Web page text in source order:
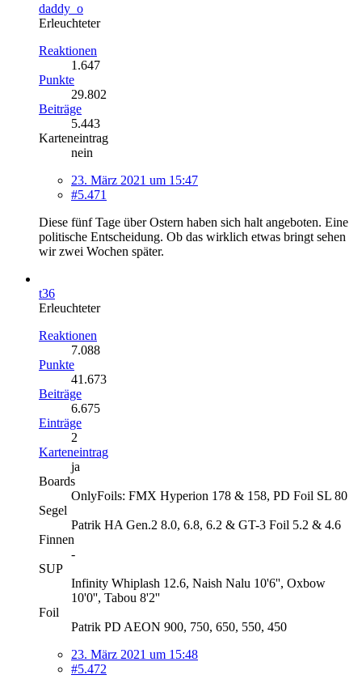
daddy_o
Erleuchteter
Reaktionen
1.647
Punkte
29.802
Beiträge
5.443
Karteneintrag
nein
23. März 2021 um 15:47
#5.471
Diese fünf Tage über Ostern haben sich halt angeboten. Eine
politische Entscheidung. Ob das wirklich etwas bringt sehen
wir zwei Wochen später.
t36
Erleuchteter
Reaktionen
7.088
Punkte
41.673
Beiträge
6.675
Einträge
2
Karteneintrag
ja
Boards
OnlyFoils: FMX Hyperion 178 & 158, PD Foil SL 80
Segel
Patrik HA Gen.2 8.0, 6.8, 6.2 & GT-3 Foil 5.2 & 4.6
Finnen
-
SUP
Infinity Whiplash 12.6, Naish Nalu 10'6'', Oxbow
10'0'', Tabou 8'2''
Foil
Patrik PD AEON 900, 750, 650, 550, 450
23. März 2021 um 15:48
#5.472